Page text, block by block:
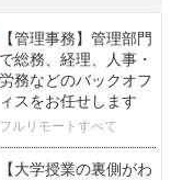
【管理事務】管理部門
で総務、経理、人事・
労務などのバックオフ
ィスをお任せします
フルリモートすべて
【大学授業の裏側がわ